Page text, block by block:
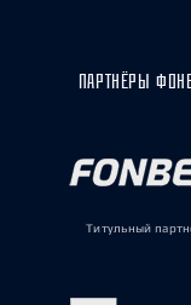
ПАРТНЁРЫ
Титульный